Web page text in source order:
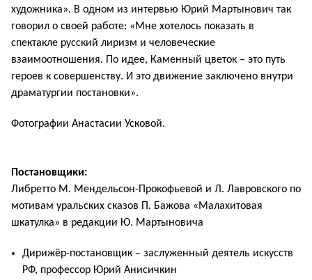
художника». В одном из интервью Юрий Мартынович так
говорил о своей работе: «Мне хотелось показать в
спектакле русский лиризм и человеческие
взаимоотношения. По идее, Каменный цветок – это путь
героев к совершенству. И это движение заключено внутри
драматургии постановки».
Фотографии Анастасии Усковой.
Постановщики:
Либретто М. Мендельсон-Прокофьевой и Л. Лавровского по
мотивам уральских сказов П. Бажова «Малахитовая
шкатулка» в редакции Ю. Мартыновича
Дирижёр-постановщик – заслуженный деятель искусств
РФ, профессор Юрий Анисичкин